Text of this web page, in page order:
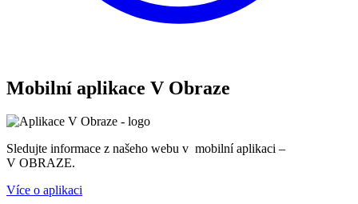
Mobilní aplikace V Obraze
Sledujte informace z našeho webu v mobilní aplikaci –
V OBRAZE.
Více o aplikaci